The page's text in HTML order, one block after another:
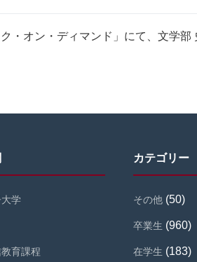
・オン・ディマンド」にて、文学部
学
育課程
カテゴリー
その他 (50)
卒業生 (960)
在学生 (183)